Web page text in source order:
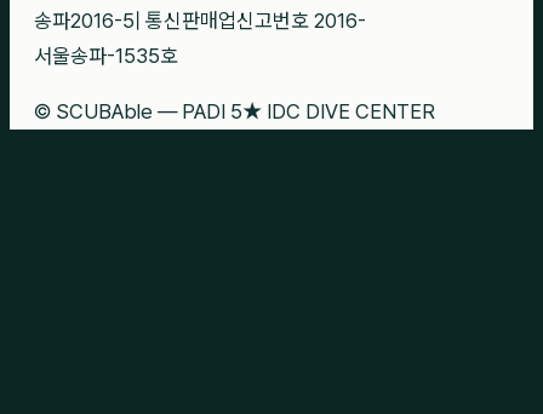
송파2016-5 통신판매업신고번호 2016-
서울송파-1535호
© SCUBAble — PADI 5★ IDC DIVE CENTER